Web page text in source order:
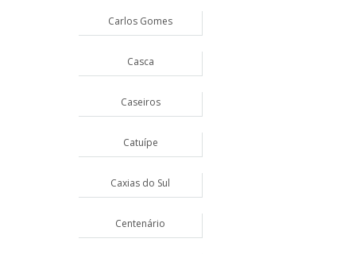
Carlos Gomes
Casca
Caseiros
Catuípe
Caxias do Sul
Centenário